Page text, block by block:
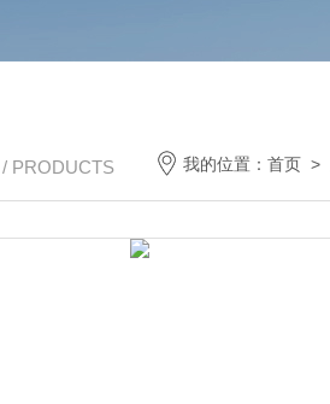
/ PRODUCTS 我的位置：首页 >